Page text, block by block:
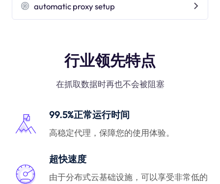
automatic proxy setup
行业领先特点
在抓取数据时再也不会被阻塞
99.5%正常运行时间
高稳定代理，保障您的使用体验。
超快速度
由于分布式云基础设施，可以享受非常低的